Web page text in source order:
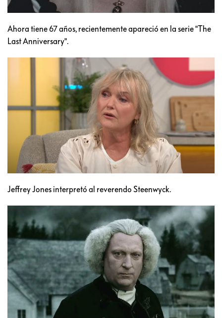
Ahora tiene 67 años, recientemente apareció en la serie "The
Last Anniversary".
Jeffrey Jones interpretó al reverendo Steenwyck.